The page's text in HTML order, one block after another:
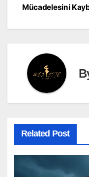
Mücadelesini
Related Post